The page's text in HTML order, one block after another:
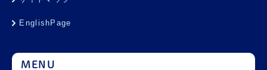
EnglishPage
MENU